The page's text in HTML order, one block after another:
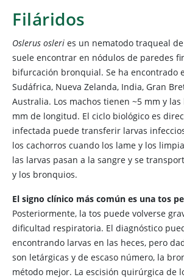
Filáridos
Oslerus osleri es un nematodo traqueal
suele encontrar en nódulos de paredes
bifurcación bronquial. Se ha encontrado
Sudáfrica, Nueva Zelanda, India, Gran
Australia. Los machos tienen ~5 mm y
mm de longitud. El ciclo biológico es
infectada puede transferir larvas
los cachorros cuando los lame y los
las larvas pasan a la sangre y se
y los bronquios.
El signo clínico más común es una tos
Posteriormente, la tos puede volverse
dificultad respiratoria. El diagnóstico
encontrando larvas en las heces, pero
son letárgicas y de escaso número, la
método mejor. La escisión quirúrgica de